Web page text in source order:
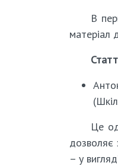
В
матеріал
Це
дозволяє
– у